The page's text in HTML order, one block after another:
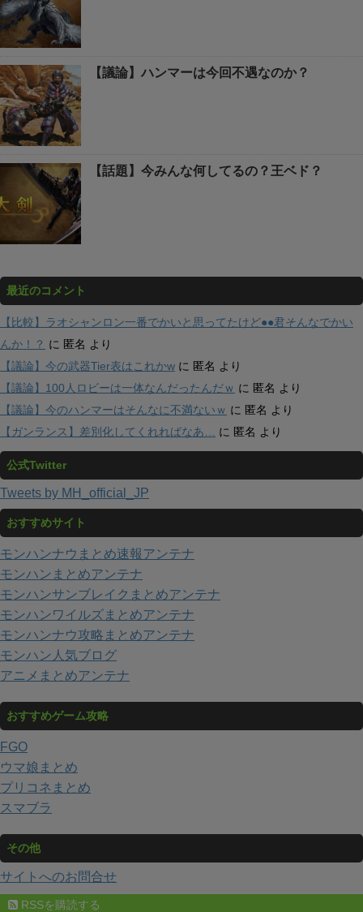
【議論】ハンマーは今回不遇なのか？
【話題】今みんな何してるの？王ベド？
最近のコメント
【比較】ラオシャンロン一番でかいと思ってたけど●●君そんなでかい
んか！？ に 匿名 より
【議論】今の武器Tier表はこれかw に 匿名 より
【議論】100人ロビーは一体なんだったんだｗ に 匿名 より
【議論】今のハンマーはそんなに不満ないｗ に 匿名 より
【ガンランス】差別化してくれればなあ…
に 匿名 より
公式Twitter
Tweets by MH_official_JP
おすすめサイト
モンハンナウまとめ速報アンテナ
モンハンまとめアンテナ
モンハンサンブレイクまとめアンテナ
モンハンワイルズまとめアンテナ
モンハンナウ攻略まとめアンテナ
モンハン人気ブログ
アニメまとめアンテナ
おすすめゲーム攻略
FGO
ウマ娘まとめ
プリコネまとめ
スマブラ
その他
サイトへのお問合せ
RSSを購読する